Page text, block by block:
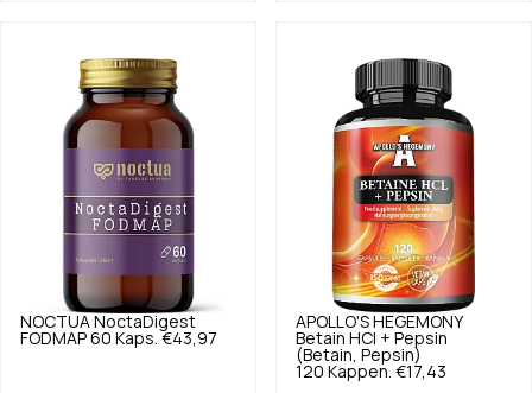
NOCTUA NoctaDigest
FODMAP 60 Kaps. €43,97
APOLLO'S HEGEMONY
Betain HCl + Pepsin
(Betain, Pepsin)
120 Kappen. €17,43